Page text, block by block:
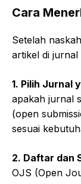
Cara
Setelah
artikel di
1. Pilih Jurnal
apakah jurnal
(open
sesuai
2. Daftar dan
OJS (Open